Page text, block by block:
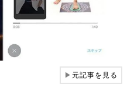
▶元記事を見る